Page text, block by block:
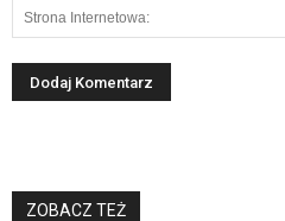
ZOBACZ TEŻ